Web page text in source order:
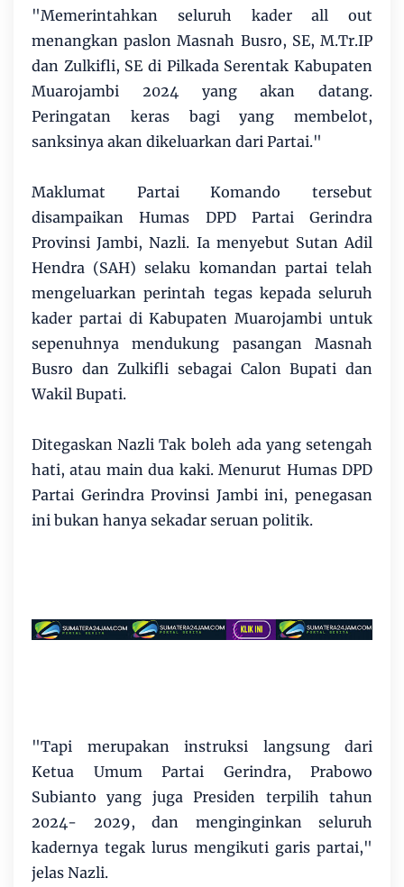
"Memerintahkan seluruh kader all out
menangkan paslon Masnah Busro, SE, M.Tr.IP
dan Zulkifli, SE di Pilkada Serentak Kabupaten
Muarojambi 2024 yang akan datang.
Peringatan keras bagi yang membelot,
sanksinya akan dikeluarkan dari Partai."
Maklumat Partai Komando tersebut
disampaikan Humas DPD Partai Gerindra
Provinsi Jambi, Nazli. Ia menyebut Sutan Adil
Hendra (SAH) selaku komandan partai telah
mengeluarkan perintah tegas kepada seluruh
kader partai di Kabupaten Muarojambi untuk
sepenuhnya mendukung pasangan Masnah
Busro dan Zulkifli sebagai Calon Bupati dan
Wakil Bupati.
Ditegaskan Nazli Tak boleh ada yang setengah
hati, atau main dua kaki. Menurut Humas DPD
Partai Gerindra Provinsi Jambi ini, penegasan
ini bukan hanya sekadar seruan politik.
"Tapi merupakan instruksi langsung dari
Ketua Umum Partai Gerindra, Prabowo
Subianto yang juga Presiden terpilih tahun
2024- 2029, dan menginginkan seluruh
kadernya tegak lurus mengikuti garis partai,"
jelas Nazli.